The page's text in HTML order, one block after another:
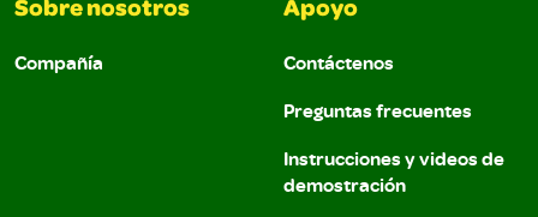
Sobre nosotros
Compañía
Apoyo
Contáctenos
Preguntas frecuentes
Instrucciones y videos de
demostración